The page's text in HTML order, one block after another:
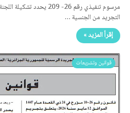
مرسوم تنفيذي رقم 26- 209
التجريد من الجنسية …
إقرأ المزيد »
قوانين وتشريعات